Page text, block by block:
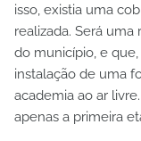
isso, existia uma
realizada. Será
do município, e
instalação de uma
academia ao ar
apenas a primeira